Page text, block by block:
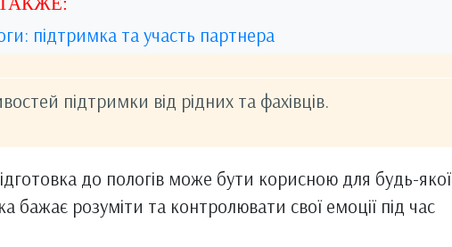
підтримка та участь партнера
підтримки від рідних та фахівців.
до пологів може бути корисною для будь-якої
бажає розуміти та контролювати свої емоції під час